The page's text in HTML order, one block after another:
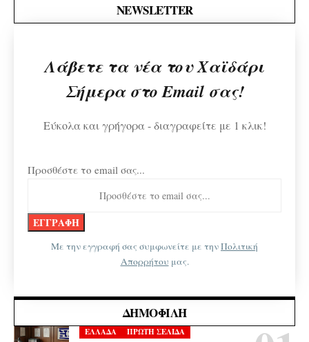
NEWSLETTER
Λάβετε τα νέα του Χαϊδάρι
Σήμερα στο Email σας!
Εύκολα και γρήγορα - διαγραφείτε με 1 κλικ!
Προσθέστε το email σας...
Με την εγγραφή σας συμφωνείτε με τηνΠολιτική
Απορρήτου μας.
ΔΗΜΟΦΙΛΉ
ΕΛΛΑΔΑ ΠΡΩΤΗ ΣΕΛΙΔΑ